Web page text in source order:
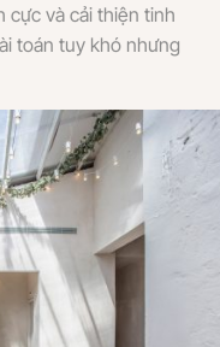
cực và cải thiện tinh
toán tuy khó nhưng